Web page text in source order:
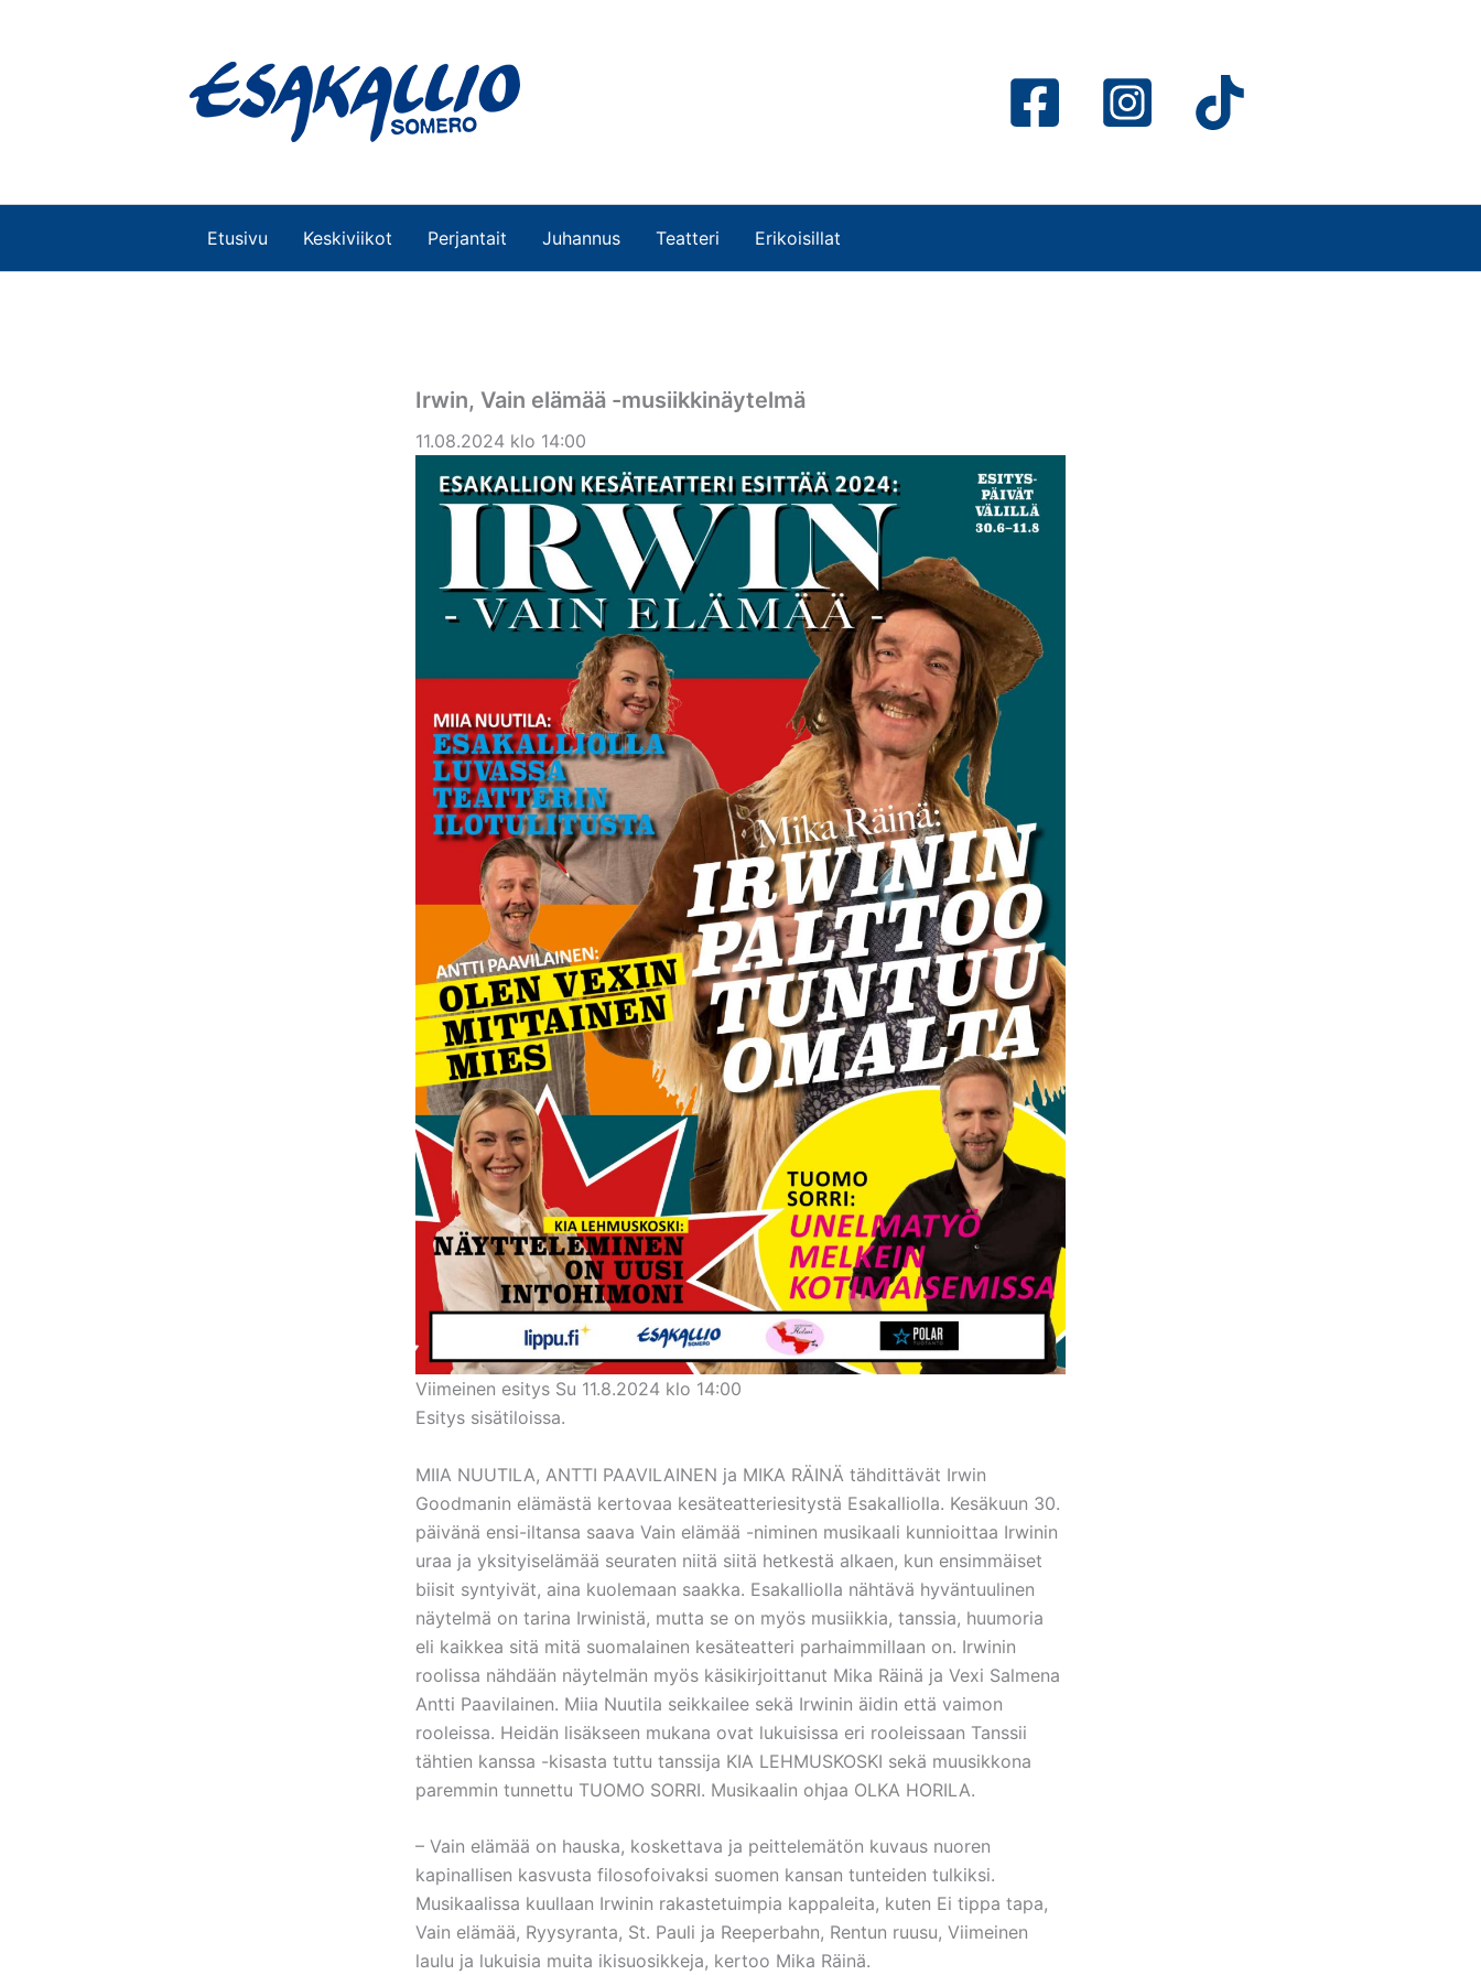
Etusivu Keskiviikot Perjantait Juhannus Teatteri Erikoisillat
Irwin, Vain elämää -musiikkinäytelmä
11.08.2024 klo 14:00
Viimeinen esitys Su 11.8.2024 klo 14:00
Esitys sisätiloissa.
MIIA NUUTILA, ANTTI PAAVILAINEN ja MIKA RÄINÄ tähdittävät Irwin
Goodmanin elämästä kertovaa kesäteatteriesitystä Esakalliolla. Kesäkuun 30.
päivänä ensi-iltansa saava Vain elämää -niminen musikaali kunnioittaa Irwinin
uraa ja yksityiselämää seuraten niitä siitä hetkestä alkaen, kun ensimmäiset
biisit syntyivät, aina kuolemaan saakka. Esakalliolla nähtävä hyväntuulinen
näytelmä on tarina Irwinistä, mutta se on myös musiikkia, tanssia, huumoria
eli kaikkea sitä mitä suomalainen kesäteatteri parhaimmillaan on. Irwinin
roolissa nähdään näytelmän myös käsikirjoittanut Mika Räinä ja Vexi Salmena
Antti Paavilainen. Miia Nuutila seikkailee sekä Irwinin äidin että vaimon
rooleissa. Heidän lisäkseen mukana ovat lukuisissa eri rooleissaan Tanssii
tähtien kanssa -kisasta tuttu tanssija KIA LEHMUSKOSKI sekä muusikkona
paremmin tunnettu TUOMO SORRI. Musikaalin ohjaa OLKA HORILA.
– Vain elämää on hauska, koskettava ja peittelemätön kuvaus nuoren
kapinallisen kasvusta filosofoivaksi suomen kansan tunteiden tulkiksi.
Musikaalissa kuullaan Irwinin rakastetuimpia kappaleita, kuten Ei tippa tapa,
Vain elämää, Ryysyranta, St. Pauli ja Reeperbahn, Rentun ruusu, Viimeinen
laulu ja lukuisia muita ikisuosikkeja, kertoo Mika Räinä.